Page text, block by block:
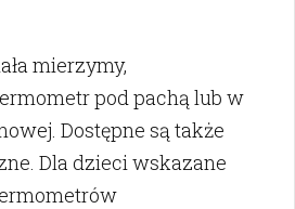
mierzymy,
pod pachą lub w
Dostępne są także
Dla dzieci wskazane